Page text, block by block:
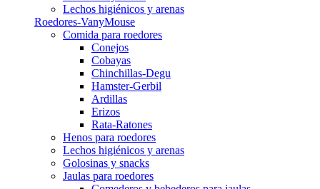
Lechos higiénicos y arenas
Roedores-VanyMouse
Comida para roedores
Conejos
Cobayas
Chinchillas-Degu
Hamster-Gerbil
Ardillas
Erizos
Rata-Ratones
Henos para roedores
Lechos higiénicos y arenas
Golosinas y snacks
Jaulas para roedores